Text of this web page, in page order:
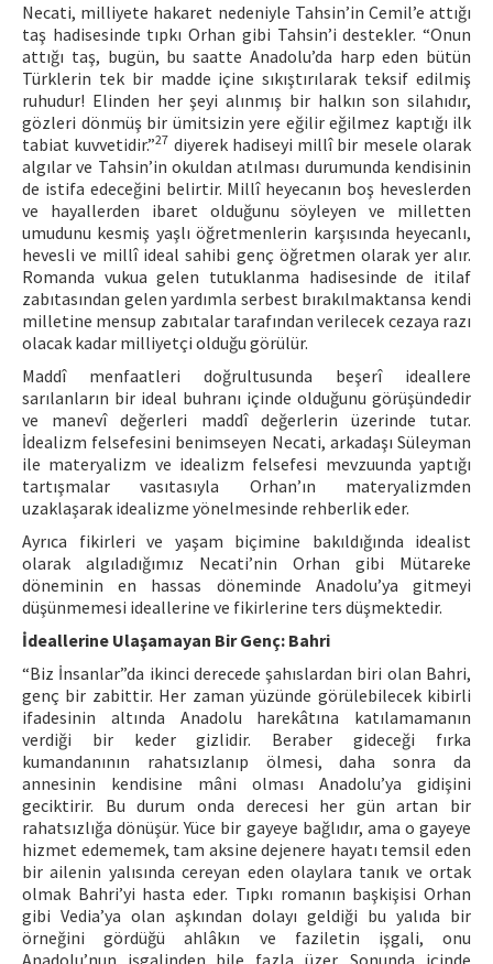
Necati, milliyete hakaret nedeniyle Tahsin’in Cemil’e attığı
taş hadisesinde tıpkı Orhan gibi Tahsin’i destekler. “Onun
attığı taş, bugün, bu saatte Anadolu’da harp eden bütün
Türklerin tek bir madde içine sıkıştırılarak teksif edilmiş
ruhudur! Elinden her şeyi alınmış bir halkın son silahıdır,
gözleri dönmüş bir ümitsizin yere eğilir eğilmez kaptığı ilk
tabiat kuvvetidir.”27 diyerek hadiseyi millî bir mesele olarak
algılar ve Tahsin’in okuldan atılması durumunda kendisinin
de istifa edeceğini belirtir. Millî heyecanın boş heveslerden
ve hayallerden ibaret olduğunu söyleyen ve milletten
umudunu kesmiş yaşlı öğretmenlerin karşısında heyecanlı,
hevesli ve millî ideal sahibi genç öğretmen olarak yer alır.
Romanda vukua gelen tutuklanma hadisesinde de itilaf
zabıtasından gelen yardımla serbest bırakılmaktansa kendi
milletine mensup zabıtalar tarafından verilecek cezaya razı
olacak kadar milliyetçi olduğu görülür.
Maddî menfaatleri doğrultusunda beşerî ideallere
sarılanların bir ideal buhranı içinde olduğunu görüşündedir
ve manevî değerleri maddî değerlerin üzerinde tutar.
İdealizm felsefesini benimseyen Necati, arkadaşı Süleyman
ile materyalizm ve idealizm felsefesi mevzuunda yaptığı
tartışmalar vasıtasıyla Orhan’ın materyalizmden
uzaklaşarak idealizme yönelmesinde rehberlik eder.
Ayrıca fikirleri ve yaşam biçimine bakıldığında idealist
olarak algıladığımız Necati’nin Orhan gibi Mütareke
döneminin en hassas döneminde Anadolu’ya gitmeyi
düşünmemesi ideallerine ve fikirlerine ters düşmektedir.
İdeallerine Ulaşamayan Bir Genç: Bahri
“Biz İnsanlar”da ikinci derecede şahıslardan biri olan Bahri,
genç bir zabittir. Her zaman yüzünde görülebilecek kibirli
ifadesinin altında Anadolu harekâtına katılamamanın
verdiği bir keder gizlidir. Beraber gideceği fırka
kumandanının rahatsızlanıp ölmesi, daha sonra da
annesinin kendisine mâni olması Anadolu’ya gidişini
geciktirir. Bu durum onda derecesi her gün artan bir
rahatsızlığa dönüşür. Yüce bir gayeye bağlıdır, ama o gayeye
hizmet edememek, tam aksine dejenere hayatı temsil eden
bir ailenin yalısında cereyan eden olaylara tanık ve ortak
olmak Bahri’yi hasta eder. Tıpkı romanın başkişisi Orhan
gibi Vedia’ya olan aşkından dolayı geldiği bu yalıda bir
örneğini gördüğü ahlâkın ve faziletin işgali, onu
Anadolu’nun işgalinden bile fazla üzer. Sonunda içinde